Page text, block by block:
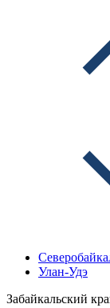
Улан-Удэ
Забайкальский